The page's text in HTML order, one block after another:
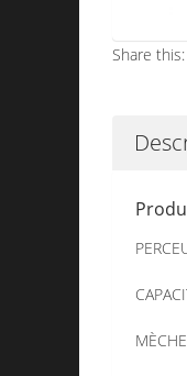
Share this: